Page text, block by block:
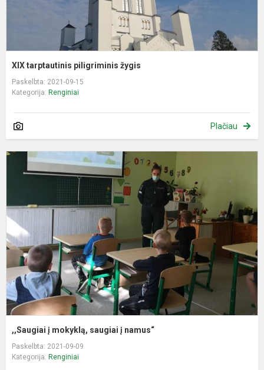
XIX tarptautinis piligriminis žygis
Paskelbta: 2021-09-15
Kategorija: Renginiai
Plačiau
,,Saugiai į mokyklą, saugiai į namus“
Paskelbta: 2021-09-09
Kategorija: Renginiai